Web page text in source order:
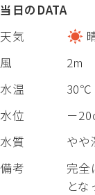
当日のDATA
天気
風
2m
水温
30℃
水位
－
水質
やや
備考
完全
とな